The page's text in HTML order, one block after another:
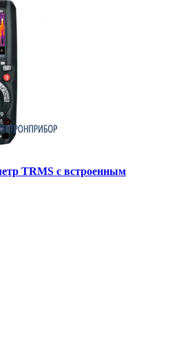
TRMS с встроенным